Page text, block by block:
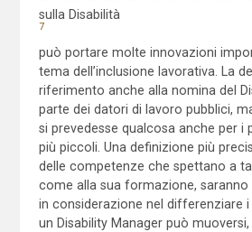
sulla Disabilità
7
può portare molte innovazioni
tema dell’inclusione lavorativa. La
riferimento anche alla nomina del
parte dei datori di lavoro pubblici,
si prevedesse qualcosa anche per i
più piccoli. Una definizione più
delle competenze che spettano a
come alla sua formazione, saranno
in considerazione nel differenziare i
un Disability Manager può